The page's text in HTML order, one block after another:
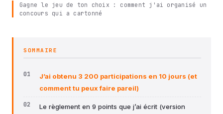
Gagne le jeu de ton choix : comment j'ai organisé un
concours qui a cartonné
SOMMAIRE
J’ai obtenu 3 200 participations en 10 jours (et
comment tu peux faire pareil)
Le règlement en 9 points que j’ai écrit (version